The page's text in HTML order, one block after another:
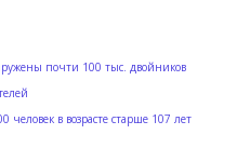
почти 100 тыс. двойников
человек в возрасте старше 107 лет